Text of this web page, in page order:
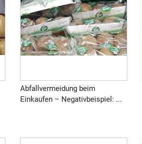
Abfallvermeidung beim
Einkaufen – Negativbeispiel: ...